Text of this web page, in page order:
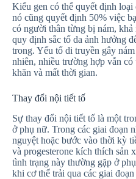
Kiểu gen có thể quyết định
nó cũng quyết định 50% việc
có người thân từng bị nám, khả
quy định sắc tố da ảnh hưởng
trong. Yếu tố di truyền gây
nhiên, nhiều trường hợp vẫn
khăn và mất thời gian.
Thay đổi nội tiết tố
Sự thay đổi nội tiết tố là một
ở phụ nữ. Trong các giai đoạn
nguyệt hoặc bước vào thời kỳ
và progesterone kích thích sản
tình trạng này thường gặp ở
khi cơ thể trải qua các giai